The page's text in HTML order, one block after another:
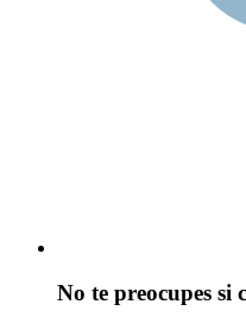
No te preocupes si